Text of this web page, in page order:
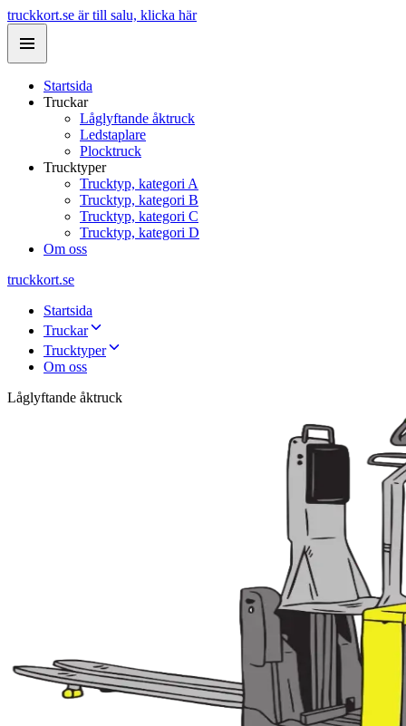
truckkort.se är till salu, klicka här
Startsida
Truckar
Låglyftande åktruck
Ledstaplare
Plocktruck
Trucktyper
Trucktyp, kategori A
Trucktyp, kategori B
Trucktyp, kategori C
Trucktyp, kategori D
Om oss
truckkort.se
Startsida
Truckar
Trucktyper
Om oss
Låglyftande åktruck